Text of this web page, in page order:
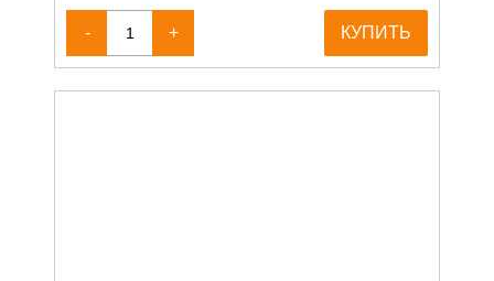
- + КУПИТЬ